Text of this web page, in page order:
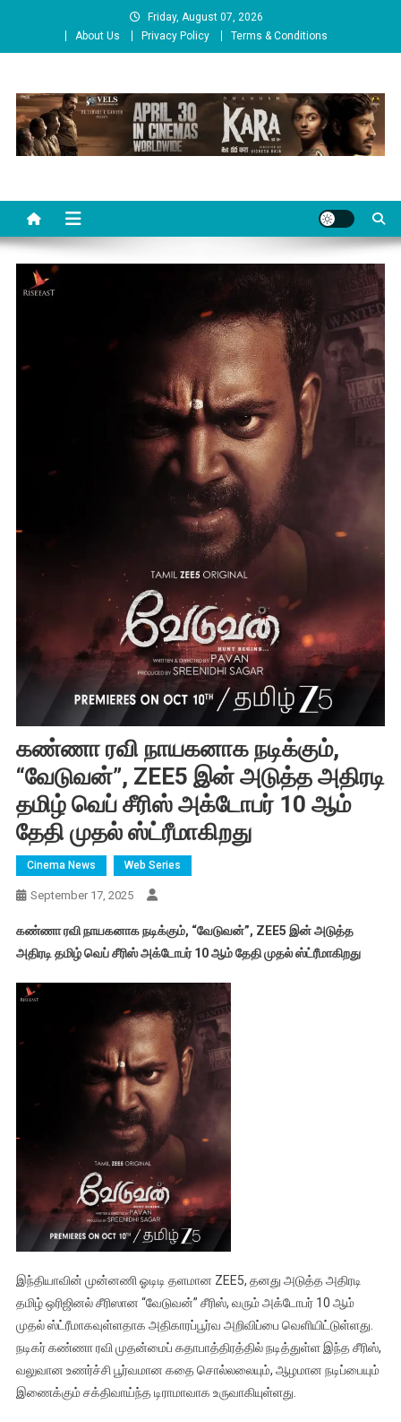
content
Friday, August 07, 2026
About Us
Privacy Policy Terms & Conditions
Cinema Paarvai
கண்ணா ரவி நாயகனாக நடிக்கும்,
“வேடுவன்”, ZEE5 இன் அடுத்த அதிரடி
தமிழ் வெப் சீரிஸ் அக்டோபர் 10 ஆம்
தேதி முதல் ஸ்ட்ரீமாகிறது
Cinema News Web Series
September 17, 2025
கண்ணா ரவி நாயகனாக நடிக்கும், “வேடுவன்”, ZEE5 இன் அடுத்த
அதிரடி தமிழ் வெப் சீரிஸ் அக்டோபர் 10 ஆம் தேதி முதல் ஸ்ட்ரீமாகிறது
இந்தியாவின் முன்னணி ஓடிடி தளமான ZEE5, தனது அடுத்த அதிரடி
தமிழ் ஒரிஜினல் சீரிஸான “வேடுவன்” சீரிஸ், வரும் அக்டோபர் 10 ஆம்
முதல் ஸ்ட்ரீமாகவுள்ளதாக அதிகாரப்பூர்வ அறிவிப்பை வெளியிட்டுள்ளது.
நடிகர் கண்ணா ரவி முதன்மைப் கதாபாத்திரத்தில் நடித்துள்ள இந்த சீரிஸ்,
வலுவான உணர்ச்சி பூர்வமான கதை சொல்லலையும், ஆழமான நடிப்பையும்
இணைக்கும் சக்திவாய்ந்த டிராமாவாக உருவாகியுள்ளது.